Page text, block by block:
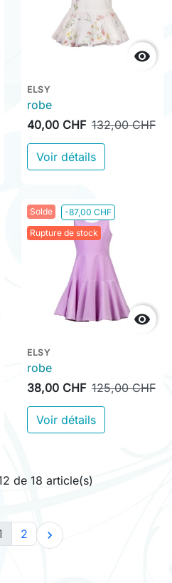

ELSY
robe
40,00 CHF 132,00 CHF
Voir détails
Solde
-87,00 CHF
Rupture de stock

ELSY
robe
38,00 CHF 125,00 CHF
Voir détails
de 18 article(s)
2 